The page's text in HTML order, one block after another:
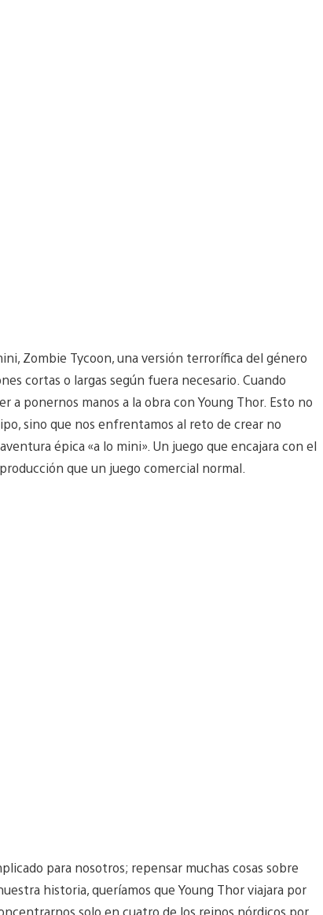
Zombie Tycoon, una versión terrorífica del género
cortas o largas según fuera necesario. Cuando
ponernos manos a la obra con Young Thor. Esto no
sino que nos enfrentamos al reto de crear no
épica «a lo mini». Un juego que encajara con el
que un juego comercial normal.
para nosotros; repensar muchas cosas sobre
historia, queríamos que Young Thor viajara por
solo en cuatro de los reinos nórdicos por